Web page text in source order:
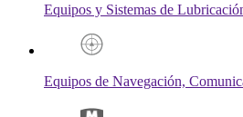
Equipos y Sistemas de
Equipos de Navegación,